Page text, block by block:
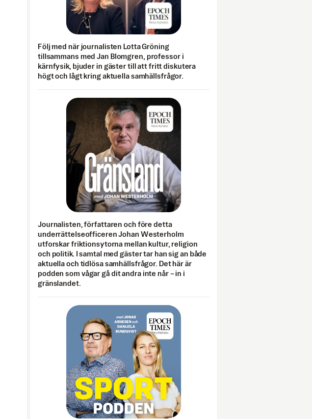
Följ med när journalisten Lotta Gröning
tillsammans med Jan Blomgren, professor i
kärnfysik, bjuder in gäster till att fritt diskutera
högt och lågt kring aktuella samhällsfrågor.
Journalisten, författaren och före detta
underrättelseofficeren Johan Westerholm
utforskar friktionsytorna mellan kultur, religion
och politik. I samtal med gäster tar han sig an både
aktuella och tidlösa samhällsfrågor. Det här är
podden som vågar gå dit andra inte når – in i
gränslandet.